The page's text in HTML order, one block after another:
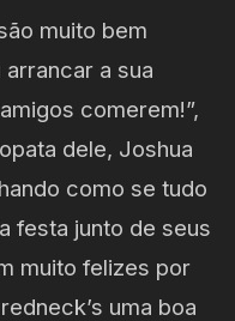
muito bem
a sua
comerem!”,
dele, Joshua
como se tudo
festa junto de seus
muito felizes por
uma boa